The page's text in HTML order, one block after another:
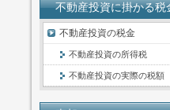
不動産投資に掛かる税
不動産投資の税金
不動産投資の所得税
不動産投資の実際の税額